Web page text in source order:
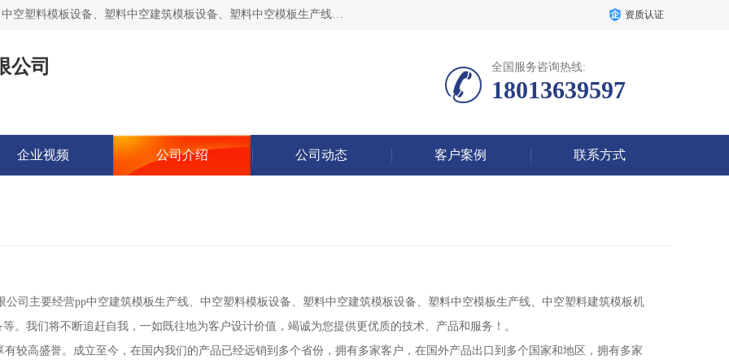
张家港市艾成机械有限公司主要经营pp中空建筑模板生产线、中空塑料模板设备、塑料中空建筑模板设备、塑料中空模板生产线、中空塑料建筑模板机器系列及相关辅机设备等。我们将不断超越自我，一如既往地为客户设计价值，竭诚为您提供更优质的技术、产品和服务！ 资质认证
公司 全国服务咨询热线:
18013639597
企业视频 公司介绍 公司动态 客户案例 联系方式
。我们将不断追赶自我，一如既往地为客户设计价值，竭诚为您提供更优质的技术、产品和服务！。